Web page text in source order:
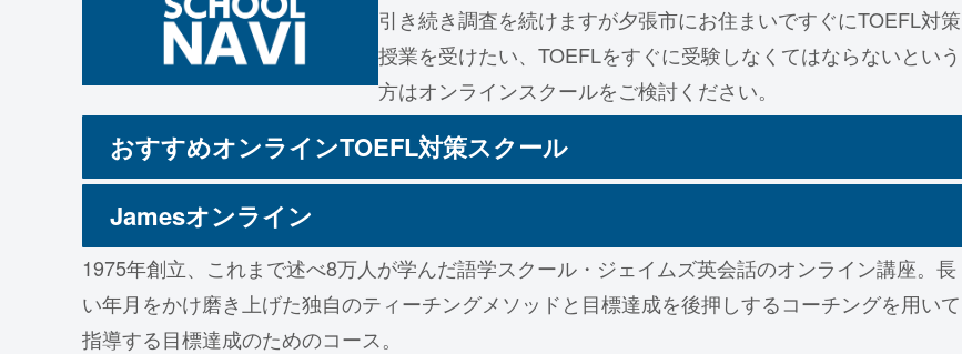
引き続き調査を続けますが夕張市にお住まいですぐにTOEFL対策
授業を受けたい、TOEFLをすぐに受験しなくてはならないという
方はオンラインスクールをご検討ください。
おすすめオンラインTOEFL対策スクール
Jamesオンライン
1975年創立、これまで述べ8万人が学んだ語学スクール・ジェイムズ英会話のオンライン講座。長
い年月をかけ磨き上げた独自のティーチングメソッドと目標達成を後押しするコーチングを用いて
指導する目標達成のためのコース。